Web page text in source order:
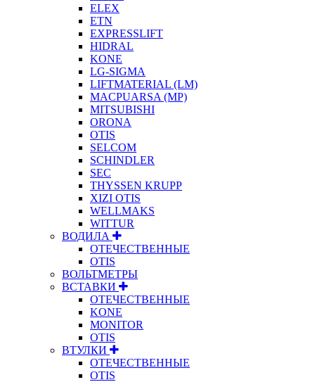
ELEX
ETN
EXPRESSLIFT
HIDRAL
KONE
LG-SIGMA
LIFTMATERIAL (LM)
MACPUARSA (MP)
MITSUBISHI
ORONA
OTIS
SELCOM
SCHINDLER
SEC
THYSSEN KRUPP
XIZI OTIS
WELLMAKS
WITTUR
ВОДИЛА
ОТЕЧЕСТВЕННЫЕ
OTIS
ВОЛЬТМЕТРЫ
ВСТАВКИ
ОТЕЧЕСТВЕННЫЕ
KONE
MONITOR
OTIS
ВТУЛКИ
ОТЕЧЕСТВЕННЫЕ
OTIS